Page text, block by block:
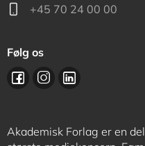
+45 70 24 00 00
Følg os
Akademisk Forlag er en